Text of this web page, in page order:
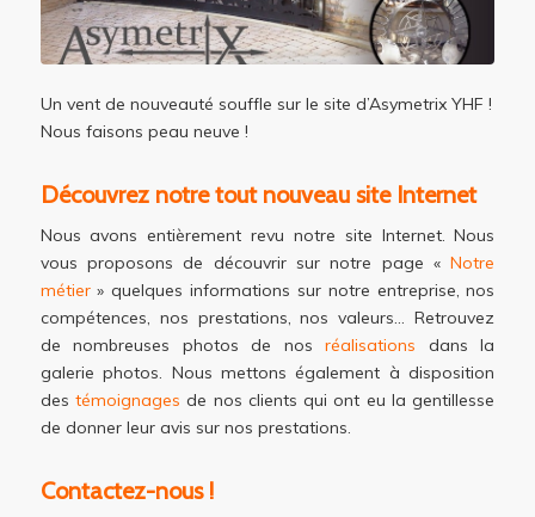
Un vent de nouveauté souffle sur le site d’Asymetrix YHF !
Nous faisons peau neuve !
Découvrez notre tout nouveau site Internet
Nous avons entièrement revu notre site Internet. Nous
vous proposons de découvrir sur notre page «Notre
métier» quelques informations sur notre entreprise, nos
compétences, nos prestations, nos valeurs… Retrouvez
de nombreuses photos de nosréalisations dans la
galerie photos. Nous mettons également à disposition
des témoignages de nos clients qui ont eu la gentillesse
de donner leur avis sur nos prestations.
Contactez-nous !